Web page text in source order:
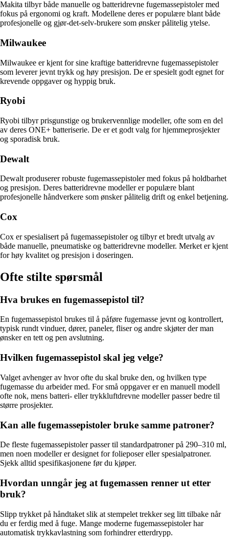
Makita tilbyr både manuelle og batteridrevne fugemassepistoler med
fokus på ergonomi og kraft. Modellene deres er populære blant både
profesjonelle og gjør-det-selv-brukere som ønsker pålitelig ytelse.
Milwaukee
Milwaukee er kjent for sine kraftige batteridrevne fugemassepistoler
som leverer jevnt trykk og høy presisjon. De er spesielt godt egnet for
krevende oppgaver og hyppig bruk.
Ryobi
Ryobi tilbyr prisgunstige og brukervennlige modeller, ofte som en del
av deres ONE+ batteriserie. De er et godt valg for hjemmeprosjekter
og sporadisk bruk.
Dewalt
Dewalt produserer robuste fugemassepistoler med fokus på holdbarhet
og presisjon. Deres batteridrevne modeller er populære blant
profesjonelle håndverkere som ønsker pålitelig drift og enkel betjening.
Cox
Cox er spesialisert på fugemassepistoler og tilbyr et bredt utvalg av
både manuelle, pneumatiske og batteridrevne modeller. Merket er kjent
for høy kvalitet og presisjon i doseringen.
Ofte stilte spørsmål
Hva brukes en fugemassepistol til?
En fugemassepistol brukes til å påføre fugemasse jevnt og kontrollert,
typisk rundt vinduer, dører, paneler, fliser og andre skjøter der man
ønsker en tett og pen avslutning.
Hvilken fugemassepistol skal jeg velge?
Valget avhenger av hvor ofte du skal bruke den, og hvilken type
fugemasse du arbeider med. For små oppgaver er en manuell modell
ofte nok, mens batteri- eller trykkluftdrevne modeller passer bedre til
større prosjekter.
Kan alle fugemassepistoler bruke samme patroner?
De fleste fugemassepistoler passer til standardpatroner på 290–310 ml,
men noen modeller er designet for folieposer eller spesialpatroner.
Sjekk alltid spesifikasjonene før du kjøper.
Hvordan unngår jeg at fugemassen renner ut etter
bruk?
Slipp trykket på håndtaket slik at stempelet trekker seg litt tilbake når
du er ferdig med å fuge. Mange moderne fugemassepistoler har
automatisk trykkavlastning som forhindrer etterdrypp.